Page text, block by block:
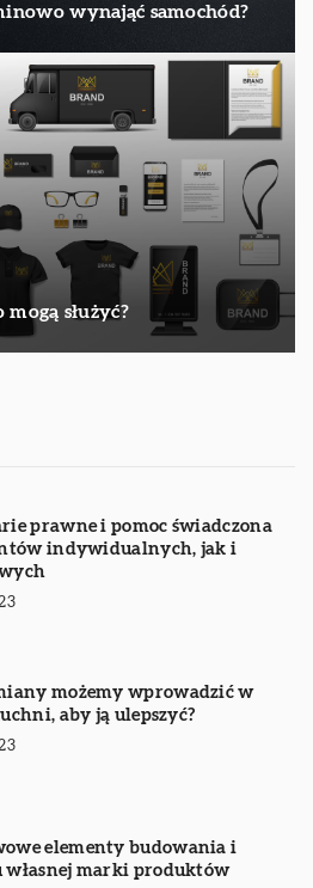
wynająć samochód?
służyć?
prawne i pomoc świadczona
indywidualnych, jak i
możemy wprowadzić w
aby ją ulepszyć?
elementy budowania i
własnej marki produktów